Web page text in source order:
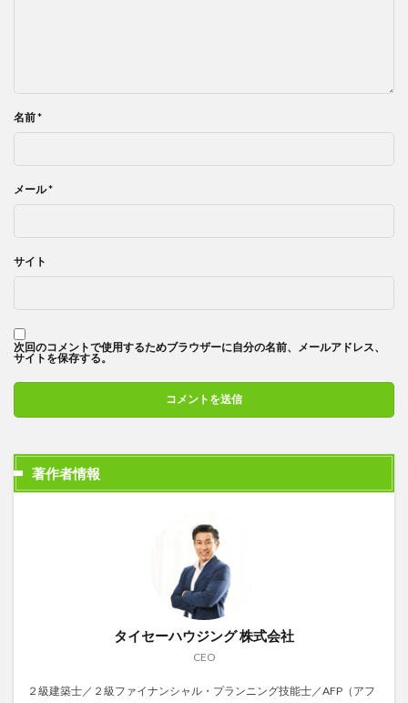
名前*
メール*
サイト
次回のコメントで使用するためブラウザーに自分の名前、メールアドレス、
サイトを保存する。
著作者情報
タイセーハウジング 株式会社
CEO
２級建築士／２級ファイナンシャル・プランニング技能士／AFP（アフ